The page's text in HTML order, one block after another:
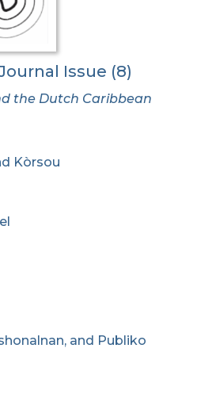
Issue (8)
the Dutch Caribbean
Kòrsou
and Publiko